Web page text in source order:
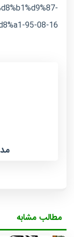
95-08-16”.
مطالب مشابه